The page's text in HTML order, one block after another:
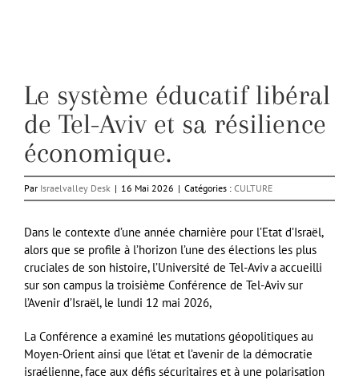
Le système éducatif libéral
de Tel-Aviv et sa résilience
économique.
Par Israelvalley Desk | 16 Mai 2026 | Catégories : CULTURE
Dans le contexte d’une année charnière pour l’Etat d’Israël,
alors que se profile à l’horizon l’une des élections les plus
cruciales de son histoire, l’Université de Tel-Aviv a accueilli
sur son campus la troisième Conférence de Tel-Aviv sur
l’Avenir d’Israël, le lundi 12 mai 2026,
La Conférence a examiné les mutations géopolitiques au
Moyen-Orient ainsi que l’état et l’avenir de la démocratie
israélienne, face aux défis sécuritaires et à une polarisation